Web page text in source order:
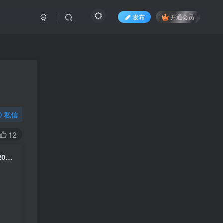
发布 开通会员
私信
12
Danish National Symphony Orchestra – Murder at the Symphony 2021 [BDMV 21.6GB]